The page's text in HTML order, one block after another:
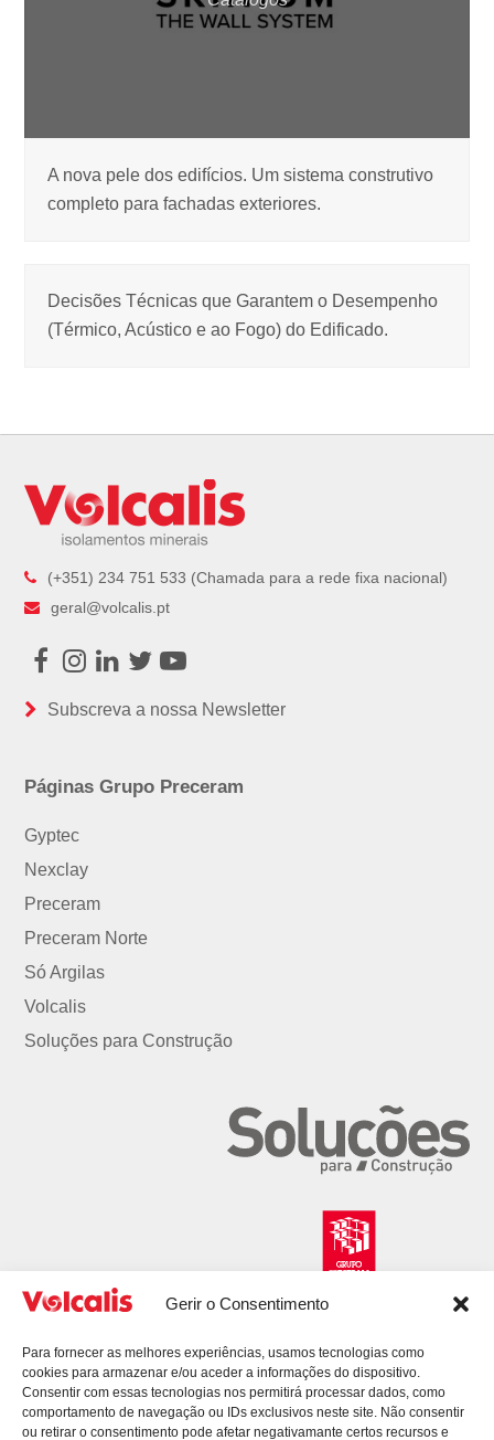
Gerir o Consentimento
Para fornecer as melhores experiências, usamos tecnologias como
cookies para armazenar e/ou aceder a informações do dispositivo.
Consentir com essas tecnologias nos permitirá processar dados, como
comportamento de navegação ou IDs exclusivos neste site. Não consentir
ou retirar o consentimento pode afetar negativamante certos recursos e
A nova pele dos edifícios. Um sistema construtivo
completo para fachadas exteriores.
Decisões Técnicas que Garantem o Desempenho
(Térmico, Acústico e ao Fogo) do Edificado.
(+351) 234 751 533 (Chamada para a rede fixa nacional)
geral@volcalis.pt
Facebook
Instagram
LinkedIn
TwitterYoutube
Subscreva a nossa Newsletter
Páginas Grupo Preceram
Gyptec
Nexclay
Preceram
Preceram Norte
Só Argilas
Volcalis
Soluções para Construção